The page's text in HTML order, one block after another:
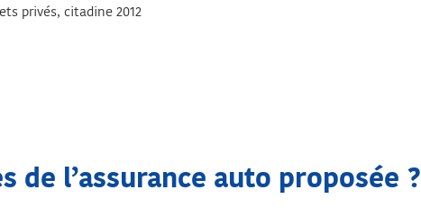
privés, citadine 2012
de l’assurance auto proposée ?